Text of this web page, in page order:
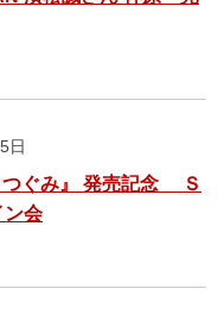
日
つぐみ』 発売記念 Ｓ
会